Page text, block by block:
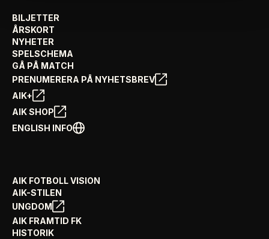
BILJETTER
ÅRSKORT
NYHETER
SPELSCHEMA
GÅ PÅ MATCH
PRENUMERERA PÅ NYHETSBREV
AIK+
AIK SHOP
ENGLISH INFO
AIK FOTBOLL VISION
AIK-STILEN
UNGDOM
AIK FRAMTID FK
HISTORIK